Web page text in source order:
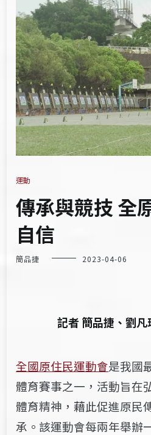
運動
傳承與競技 全
自信
簡品捷 2023-04-06
記者 簡品捷、劉
全國原住民運動會是我國
體育賽事之一， 活動旨在
體育精神 ，藉此促進原民
承 。該運動會每兩年舉辦